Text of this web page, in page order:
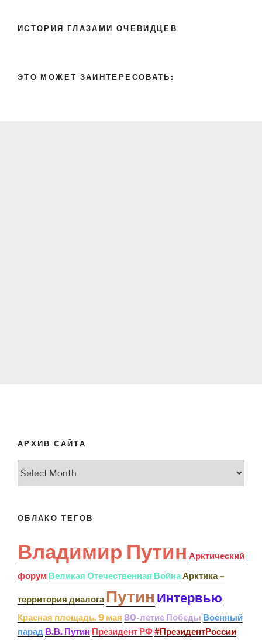
ИСТОРИЯ ГЛАЗАМИ ОЧЕВИДЦЕВ
ЭТО МОЖЕТ ЗАИНТЕРЕСОВАТЬ:
АРХИВ САЙТА
ОБЛАКО ТЕГОВ
Владимир Путин Арктический
форум Великая Отечественная ВойнаАрктика –
территория диалога Путин Интервью
Красная площадь. 9 мая 80-летие Победы Военный
парад В.В. Путин Президент РФ#ПрезидентРоссии